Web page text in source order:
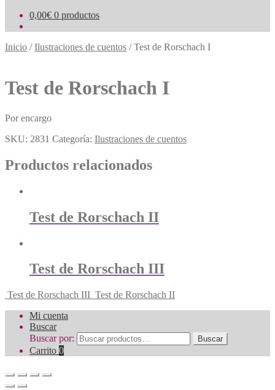
0,00€ 0 productos
Inicio /Ilustraciones de cuentos /Test de Rorschach I
Test de Rorschach I
Por encargo
SKU: 2831 Categoría: Ilustraciones de cuentos
Productos relacionados
Test de Rorschach II
Test de Rorschach III
Test de Rorschach III Test de Rorschach II
Mi cuenta
Buscar
Buscar por:
Buscar
Carrito 0